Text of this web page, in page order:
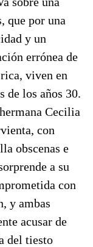
que por una
y un
errónea de
viven en
de los años 30.
Cecilia
con
obscenas e
a su
con
y ambas
acusar de
del tiesto